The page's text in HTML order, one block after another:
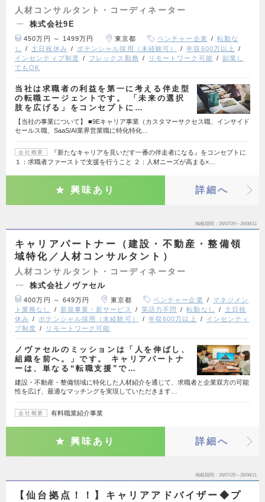
人材コンサルタント・コーディネーター
株式会社9E
450万円 ～ 1499万円 東京都 ベンチャー企業
転勤な
し
土日祝休み ポテンシャル採用（未経験可）
年収600万以上
インセンティブ制度
フレックス勤務 リモートワーク可能
副業し
てもOK
当社は求職者の利益を第一に考える伴走型
の転職エージェントです。 「未来の選択
肢を広げる」をコンセプトに…
【当社の事業について】 ■9Eキャリア事業（カスタマーサクセス職、インサイド
セールス職、SaaS/AI業界営業職に特化特化…
会社概要
『新たなキャリアを見いだす一番の伴走者になる』をコンセプトに
１：求職者ファーストで支援を行うこと ２：人材ニーズが高まる×…
興味あり 詳細へ
掲載期間 26/07/29～26/08/11
キャリアパートナー（建設・不動産・整備領
域特化／人材コンサルタント）
人材コンサルタント・コーディネーター
株式会社ノヴァセル
400万円 ～ 649万円 東京都 ベンチャー企業
マネジメン
ト業務なし
新規事業・新サービス 英語力不問 転勤なし
土日祝
休み
ポテンシャル採用（未経験可） 年収600万以上
インセンティ
ブ制度
リモートワーク可能
ノヴァセルのミッションは「人を伸ばし、
組織を前へ。」です。 キャリアパートナ
ーは、単なる“転職支援”で…
建設・不動産・整備領域に特化した人材紹介を通じて、求職者と企業双方の可能
性を広げ、最適なマッチングを実現していただきます…
会社概要 有料職業紹介事業
興味あり 詳細へ
掲載期間 26/07/29～26/08/11
【仙台拠点！！】キャリアアドバイザー◆プ